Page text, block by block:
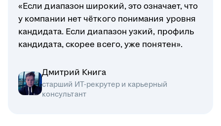
«Если диапазон широкий, это означает, что
у компании нет чёткого понимания уровня
кандидата. Если диапазон узкий, профиль
кандидата, скорее всего, уже понятен».
Дмитрий Книга
старший ИТ-рекрутер и карьерный
консультант